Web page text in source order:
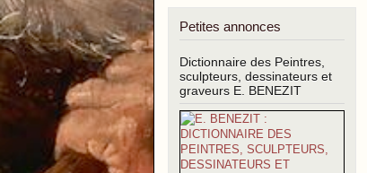
Petites annonces
Dictionnaire des Peintres,
sculpteurs, dessinateurs et
graveurs E. BENEZIT